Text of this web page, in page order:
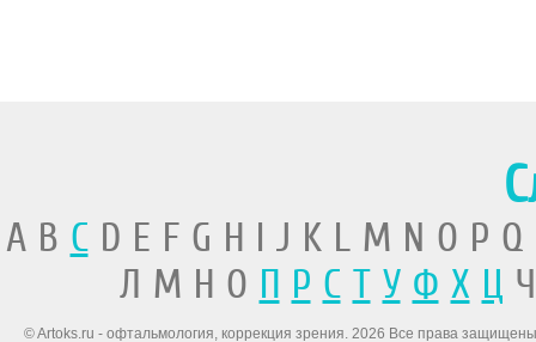
A B CD E F G H I J K L M N O P
Л М Н О П Р С Т У Ф Х Ц
© Artoks.ru - офтальмология, коррекция зрения. 2026 Все права